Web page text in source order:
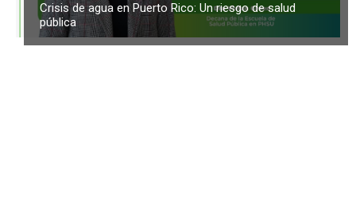
Crisis de agua en Puerto Rico: Un riesgo de salud
pública